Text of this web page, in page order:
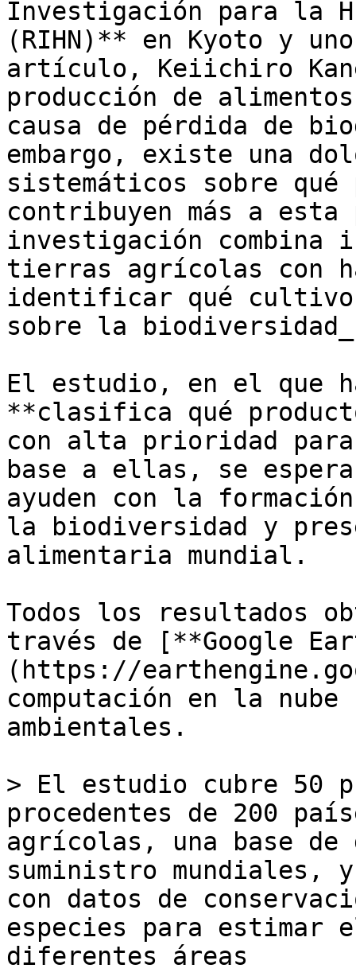
Investigación para la
(RIHN)** en Kyoto y
artículo, Keiichiro
producción de
causa de pérdida de
embargo, existe una
sistemáticos sobre qué
contribuyen más a
investigación combina
tierras agrícolas con
identificar qué
sobre la
El estudio, en el que
**clasifica qué
con alta prioridad
base a ellas, se
ayuden con la
la biodiversidad y
alimentaria mundial.
Todos los resultados
través de [**Google
(https://
computación en la
ambientales.
> El estudio cubre 50
procedentes de 200
agrícolas, una base de
suministro mundiales,
con datos de
especies para estimar
diferentes áreas